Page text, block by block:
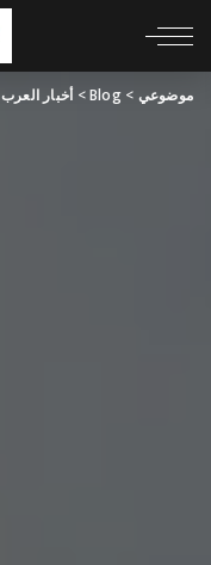
موضوعي >
Blog
> أخبار العرب